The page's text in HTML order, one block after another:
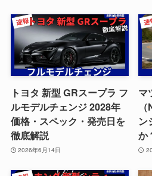
トヨタ 新型 GRスープラ フ
ルモデルチェンジ 2028年
価格・スペック・発売日を
徹底解説
2026年6月14日
マ
ン
か